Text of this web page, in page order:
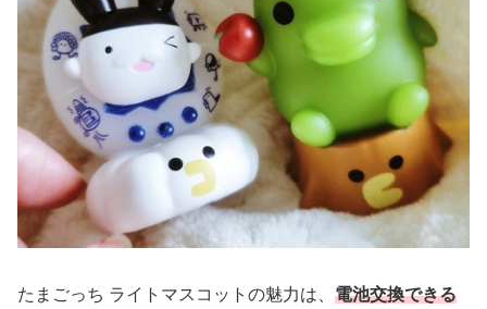
たまごっち ライトマスコットの魅力は、 電池交換できる